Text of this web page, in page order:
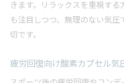
きます。リラックスを重視す
も注目しつつ、無理のない気
切です。
疲労回復向け酸素カプセル気